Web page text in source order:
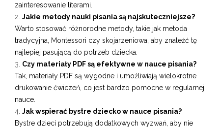
zainteresowanie literami.
Jakie metody nauki pisania są najskuteczniejsze?
Warto stosować różnorodne metody, takie jak metoda
tradycyjna, Montessori czy skojarzeniowa, aby znaleźć tę
najlepiej pasującą do potrzeb dziecka.
Czy materiały PDF są efektywne w nauce pisania?
Tak, materiały PDF są wygodne i umożliwiają wielokrotne
drukowanie ćwiczeń, co jest bardzo pomocne w regularnej
nauce.
Jak wspierać bystre dziecko w nauce pisania?
Bystre dzieci potrzebują dodatkowych wyzwań, aby nie